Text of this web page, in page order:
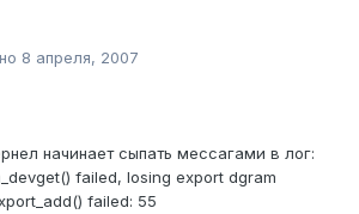
8 апреля, 2007
начинает сыпать мессагами в лог:
failed, losing export dgram
failed: 55